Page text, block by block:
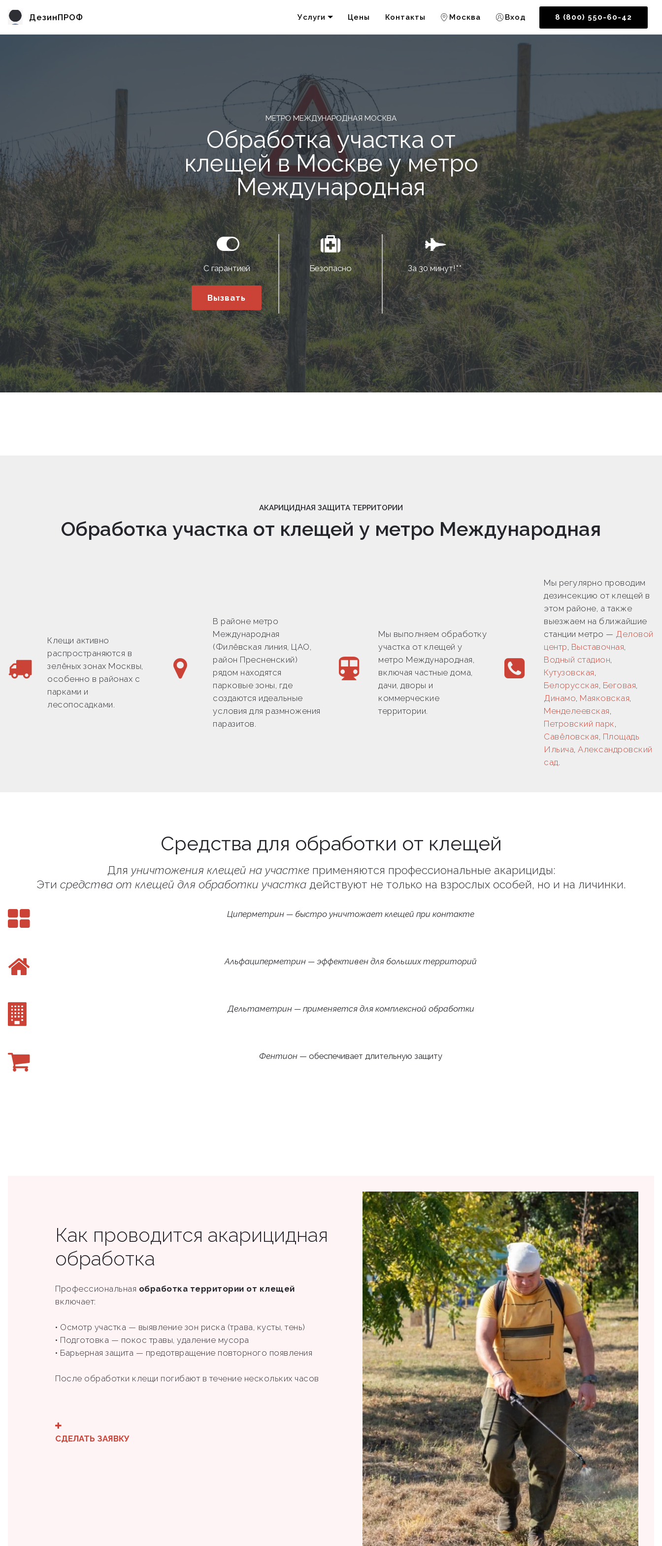
ДезинПРОФ Услуги Цены Контакты Москва Вход 8 (800) 550-60-42
МЕТРО МЕЖДУНАРОДНАЯ МОСКВА
Обработка участка от
клещей в Москве у метро
Международная
С гарантией
Вызвать
Безопасно За 30 минут!**
АКАРИЦИДНАЯ ЗАЩИТА ТЕРРИТОРИИ
Обработка участка от клещей у метро Международная
Клещи активно
распространяются в
зелёных зонах Москвы,
особенно в районах с
парками и
лесопосадками.
В районе метро
Международная
(Филёвская линия, ЦАО,
район Пресненский)
рядом находятся
парковые зоны, где
создаются идеальные
условия для размножения
паразитов.
Мы выполняем обработку
участка от клещей у
метро Международная,
включая частные дома,
дачи, дворы и
коммерческие
территории.
Мы регулярно проводим
дезинсекцию от клещей в
этом районе, а также
выезжаем на ближайшие
станции метро — Деловой
центр, Выставочная,
Водный стадион,
Кутузовская,
Белорусская, Беговая,
Динамо, Маяковская,
Менделеевская,
Петровский парк,
Савёловская, Площадь
Ильича, Александровский
сад.
Средства для обработки от клещей
Для уничтожения клещей на участкеприменяются профессиональные акарициды:
Эти средства от клещей для обработки участка действуют не только на взрослых особей, но и на личинки.
Циперметрин — быстро уничтожает клещей при контакте
Альфациперметрин — эффективен для больших территорий
Дельтаметрин — применяется для комплексной обработки
Фентион — обеспечивает длительную защиту
Как проводится акарицидная
обработка
Профессиональная обработка территории от клещей
включает:
• Осмотр участка — выявление зон риска (трава, кусты, тень)
• Подготовка — покос травы, удаление мусора
• Барьерная защита — предотвращение повторного появления
После обработки клещи погибают в течение нескольких часов
СДЕЛАТЬ ЗАЯВКУ